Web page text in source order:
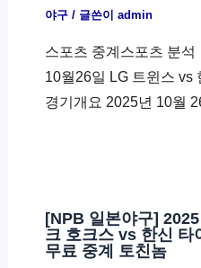
야구/ 글쓴이 admin
스포츠 중계스포츠 분석
10월26일 LG 트윈스 vs
경기개요 2025년 10월
[NPB 일본야구]
크 호크스 vs 한신 타
무료 중계 토친놈